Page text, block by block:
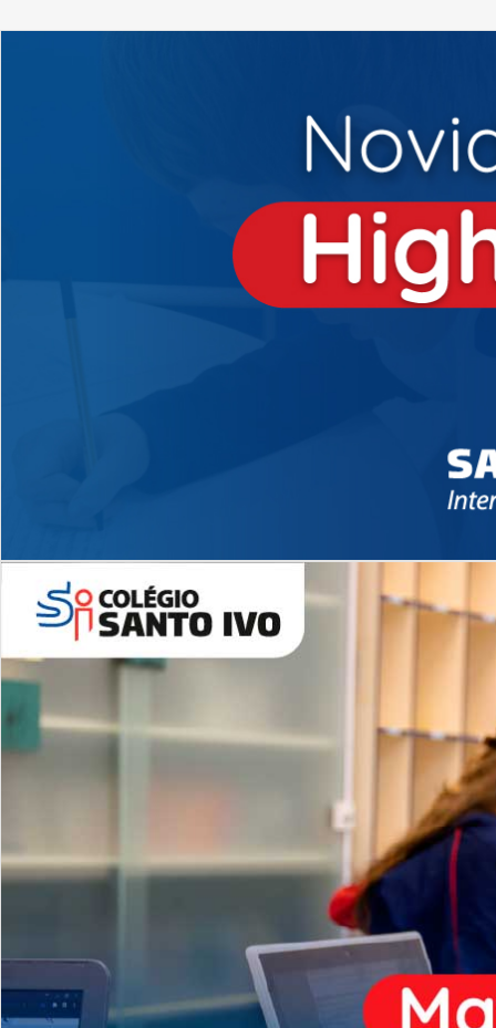
Novidades 2026 High School
EDUCAÇÃO INFANTIL
Inglês todos os dias
MÉDIO
igh School
Dupla Diplomação